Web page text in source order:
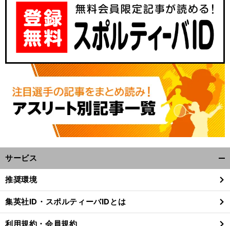
サービス
閉
る
推奨環境
集英社ID・スポルティーバIDとは
利用規約・会員規約